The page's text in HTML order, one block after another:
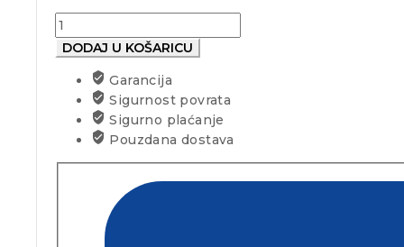
Rubi
77418
žlica
ravna,
180mm
količina
DODAJ U KOŠARICU
Garancija
Sigurnost povrata
Sigurno plaćanje
Pouzdana dostava